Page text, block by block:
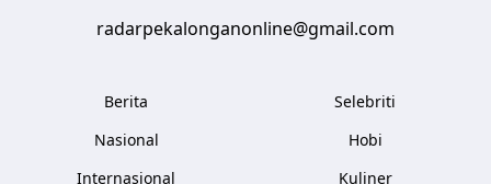
radarpekalonganonline@gmail.com
Berita
Nasional
Internasional
Selebriti
Hobi
Kuliner